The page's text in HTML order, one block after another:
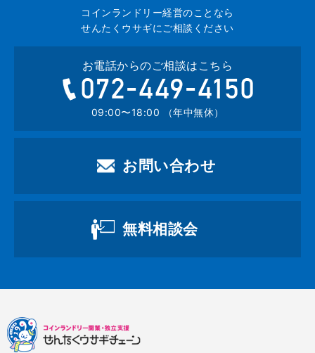
コインランドリー経営のことなら
せんたくウサギにご相談ください
お電話からのご相談はこちら
09:00〜18:00 （年中無休）
お問い合わせ
無料相談会